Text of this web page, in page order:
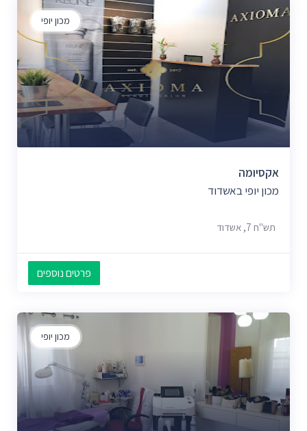
מכון יופי
אקסיומה
מכון יופי באשדוד
תש"ח 7, אשדוד
פרטים נוספים
מכון יופי